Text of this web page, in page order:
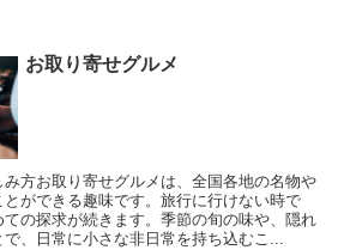
お取り寄せグルメ
方お取り寄せグルメは、全国各地の名物や
ができる趣味です。旅行に行けない時で
の探求が続きます。季節の旬の味や、隠れ
、日常に小さな非日常を持ち込むこ...